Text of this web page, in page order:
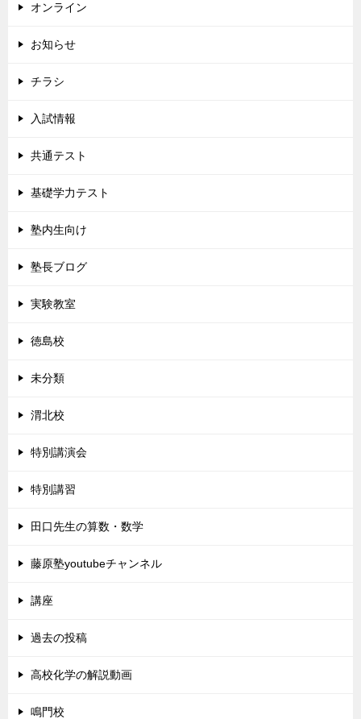
オンライン
お知らせ
チラシ
入試情報
共通テスト
基礎学力テスト
塾内生向け
塾長ブログ
実験教室
徳島校
未分類
渭北校
特別講演会
特別講習
田口先生の算数・数学
藤原塾youtubeチャンネル
講座
過去の投稿
高校化学の解説動画
鳴門校